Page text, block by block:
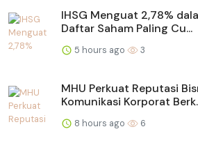
IHSG Menguat 2,78%
Daftar Saham Paling Cu...
5 hours ago 3
MHU Perkuat Reputasi
Komunikasi Korporat
8 hours ago 6